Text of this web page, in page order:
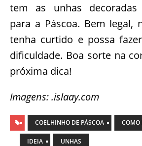
tem as unhas decoradas
para a Páscoa. Bem legal,
tenha curtido e possa
dificuldade. Boa sorte na
próxima dica!
Imagens: .islaay.com
COELHINHO DE PÁSCOA COMO
IDEIA UNHAS